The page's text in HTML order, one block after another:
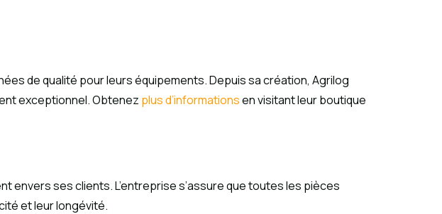
de qualité pour leurs équipements. Depuis sa création, Agrilog
exceptionnel. Obtenez plus d’informationsen visitant leur boutique
envers ses clients. L’entreprise s’assure que toutes les pièces
et leur longévité.